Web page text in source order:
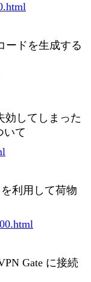
ードを生成する
効してしまった
いて
利用して荷物
Gate に接続